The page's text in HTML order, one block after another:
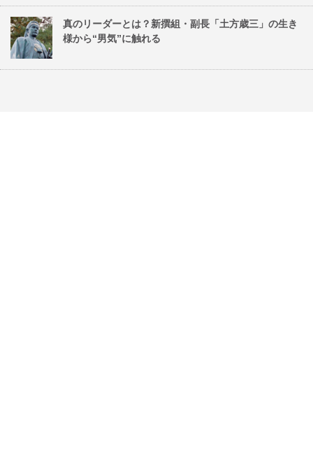
真のリーダーとは？新撰組・副長「土方歳三」の生き
様から“男気”に触れる